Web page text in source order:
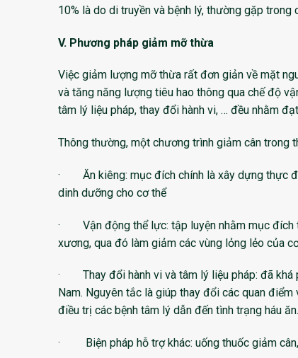
10% là do di truyền và bệnh lý, thường gặp trong
V. Phương pháp giảm mỡ thừa
Việc giảm lượng mỡ thừa rất đơn giản về mặt
và tăng năng lượng tiêu hao thông qua chế độ
tâm lý liệu pháp, thay đổi hành vi, … đều nhằm
Thông thường, một chương trình giảm cân trong
· Ăn kiêng: mục đích chính là xây dựng thực
dinh dưỡng cho cơ thể
· Vận động thể lực: tập luyện nhằm mục đích
xương, qua đó làm giảm các vùng lỏng lẻo của
· Thay đổi hành vi và tâm lý liệu pháp: đã khá
Nam. Nguyên tắc là giúp thay đổi các quan
điều trị các bệnh tâm lý dẫn đến tình trạng háu ăn.
· Biện pháp hỗ trợ khác: uống thuốc giảm